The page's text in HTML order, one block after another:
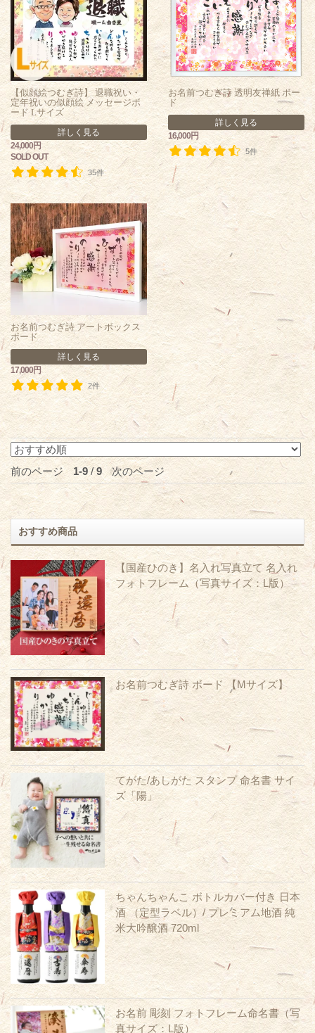
【似顔絵つむぎ詩】 退職祝い・
定年祝いの似顔絵 メッセージボ
ード Lサイズ
詳しく見る
24,000円
SOLD OUT
35件
お名前つむぎ詩 透明友禅紙 ボー
ド
詳しく見る
16,000円
5件
お名前つむぎ詩 アートボックス
ボード
詳しく見る
17,000円
2件
前のページ 1-9/9 次のページ
おすすめ商品
【国産ひのき】名入れ写真立て 名入れ
フォトフレーム（写真サイズ：L版）
お名前つむぎ詩 ボード 【Mサイズ】
てがた/あしがた スタンプ 命名書 サイ
ズ「陽」
ちゃんちゃんこ ボトルカバー付き 日本
酒 （定型ラベル）/ プレミアム地酒 純
米大吟醸酒 720ml
お名前 彫刻 フォトフレーム命名書（写
真サイズ：L版）